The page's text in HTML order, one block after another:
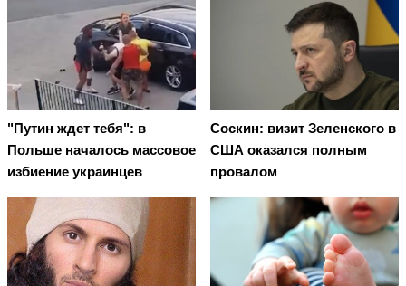
"Путин ждет тебя": в
Польше началось массовое
избиение украинцев
Соскин: визит Зеленского в
США оказался полным
провалом